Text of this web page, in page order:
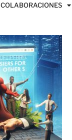
COLABORACIONES